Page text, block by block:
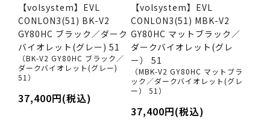
【volsystem】EVL
CONLON3(51) BK-V2
GY80HC ブラック／ダーク
バイオレット(グレー) 51
（BK-V2 GY80HC ブラック／
ダークバイオレット(グレー)
51）
37,400円(税込)
【volsystem】EVL
CONLON3(51) MBK-V2
GY80HC マットブラック／
ダークバイオレット(グレ
ー） 51
（MBK-V2 GY80HC マットブラ
ック／ダークバイオレット(グレ
ー） 51）
37,400円(税込)